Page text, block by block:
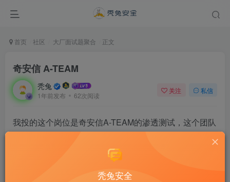
首页 社区 大厂面试题聚合 正文
奇安信 A-TEAM
秃兔
1年前发布 62次阅读
关注 私信
我投的这个岗位是奇安信A-TEAM的渗透测试，这个团队
能是由于已经快11月份了，所以采取了滚动批次面试的
方式，一个下午就完成了面试流程。面试官问的东西技
秃兔安全